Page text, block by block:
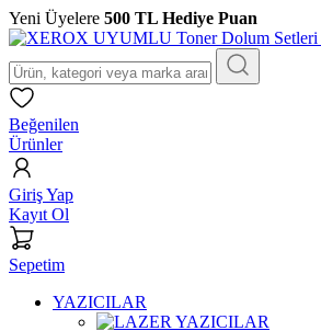
Yeni Üyelere 500 TL Hediye Puan
Beğenilen
Ürünler
Giriş Yap
Kayıt Ol
Sepetim
YAZICILAR